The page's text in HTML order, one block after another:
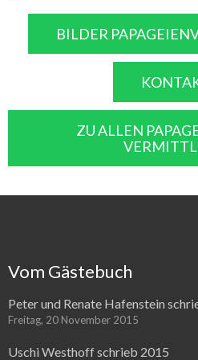
BILDER
ZU ALLEN
Vom Gästebuch
Peter und Renate Hafenstein
Freitag, 20 November 2015
Uschi Westhoff schrieb 2015